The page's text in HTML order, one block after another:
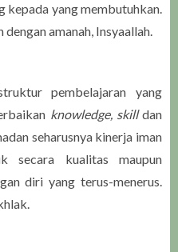
kepada yang membutuhkan.
amanah, Insyaallah.
pembelajaran yang
knowledge, skilldan
seharusnya kinerja iman
secara kualitas maupun
diri yang terus-menerus.